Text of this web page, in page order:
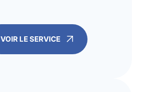
VOIR LE SERVICE